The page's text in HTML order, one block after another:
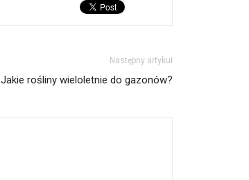
Następny artykuł
Jakie rośliny wieloletnie do gazonów?